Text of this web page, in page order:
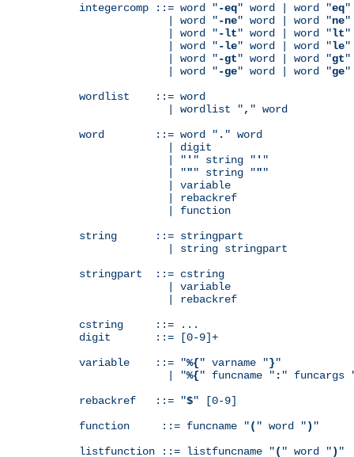
integercomp ::= word "-eq" word | word "eq"
              | word "
-ne" word | word "ne"
              | word "
-lt" word | word "lt"
              | word "
-le" word | word "le"
              | word "
-gt" word | word "gt"
              | word "
-ge" word | word "ge"
wordlist    ::= word
              | wordlist "
, " word
word        ::= word " . " word
              | digit
              | "
' " string " ' "
              | "
"" string """
              | variable
              | function
string      ::= stringpart
              | string stringpart
stringpart  ::= cstring
              | variable
cstring     ::= ...
digit       ::= [0-9]+
variable    ::= "%{" varname "}"
              | "
%{" funcname " : " funcargs
rebackref   ::= "$" [0-9]
function     ::= funcname "( " word ") "
listfunction ::= listfuncname "( " word ") "